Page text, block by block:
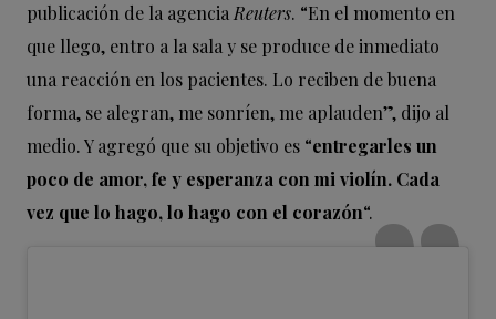
publicación de la agencia Reuters. “En el momento en
que llego, entro a la sala y se produce de inmediato
una reacción en los pacientes. Lo reciben de buena
forma, se alegran, me sonríen, me aplauden”, dijo al
medio. Y agregó que su objetivo es “entregarles un
poco de amor, fe y esperanza con mi violín. Cada
vez que lo hago, lo hago con el corazón“.